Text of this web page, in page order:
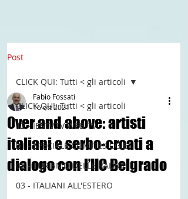
Post
CLICK QUI: Tutti < gli articoli
12 - IESTV.TV WEB TV
01 - SPECIALE COMITES CGIE
02 - TURISMO DELLE RADICI
03 - ITALIANI ALL'ESTERO
CLICK QUI: Tutti < gli articoli
Over and above: artisti
italiani e serbo-croati a
dialogo con l’IIC Belgrado
Fabio Fossati
16 ott 2021